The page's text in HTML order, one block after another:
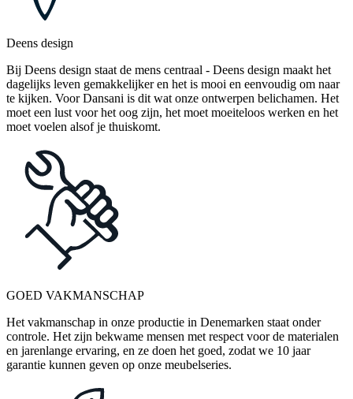
Deens design
Bij Deens design staat de mens centraal - Deens design maakt het
dagelijks leven gemakkelijker en het is mooi en eenvoudig om naar
te kijken. Voor Dansani is dit wat onze ontwerpen belichamen. Het
moet een lust voor het oog zijn, het moet moeiteloos werken en het
moet voelen alsof je thuiskomt.
GOED VAKMANSCHAP
Het vakmanschap in onze productie in Denemarken staat onder
controle. Het zijn bekwame mensen met respect voor de materialen
en jarenlange ervaring, en ze doen het goed, zodat we 10 jaar
garantie kunnen geven op onze meubelseries.